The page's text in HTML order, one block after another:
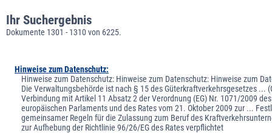
Ihr Suchergebnis
Dokumente 1301 - 1310 von 6225.
Hinweise zum Datenschutz:
Hinweise zum Datenschutz: Hinweise zum Datenschutz: Hinweise zum
Die Verwaltungsbehörde ist nach § 15 des Güterkraftverkehrsgesetzes ...
Verbindung mit Artikel 11 Absatz 2 der Verordnung (EG) Nr. 1071/2009 des
europäischen Parlaments und des Rates vom 21. Oktober 2009 zur ...
gemeinsamer Regeln für die Zulassung zum Beruf des
zur Aufhebung der Richtlinie 96/26/EG des Rates verpflichtet